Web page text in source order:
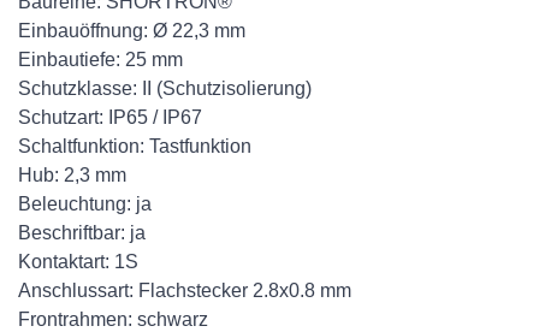
Einbauöffnung: Ø 22,3 mm
Einbautiefe: 25 mm
Schutzklasse: II (Schutzisolierung)
Schutzart: IP65 / IP67
Schaltfunktion: Tastfunktion
Hub: 2,3 mm
Beleuchtung: ja
Beschriftbar: ja
Kontaktart: 1S
Anschlussart: Flachstecker 2.8x0.8 mm
Frontrahmen: schwarz